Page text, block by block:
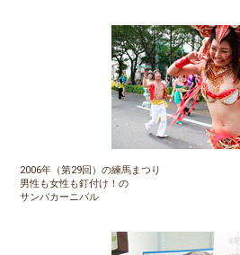
2006年（第29回）の練馬まつり
男性も女性も釘付け！の
サンバカーニバル